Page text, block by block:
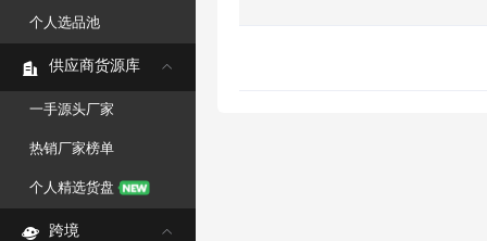
个人选品池
供应商货源库
一手源头厂家
热销厂家榜单
个人精选货盘
跨境